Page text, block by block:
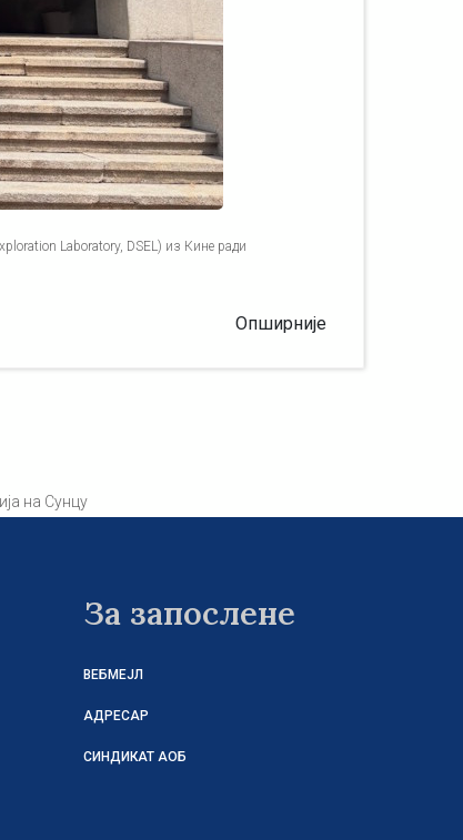
Laboratory, DSEL) из Кине ради
Опширније
на Сунцу
За запослене
ВЕБМЕЈЛ
АДРЕСАР
СИНДИКАТ АОБ